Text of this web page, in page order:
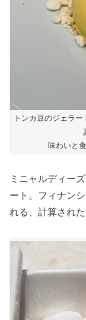
トンカ豆のジェラ
味わいと
ミニャルディー
ート。フィナン
れる、計算された